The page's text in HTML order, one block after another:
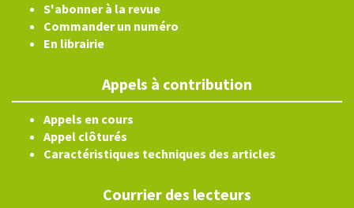
S'abonner à la revue
Commander un numéro
En librairie
Appels à contribution
Appels en cours
Appel clôturés
Caractéristiques techniques des articles
Courrier des lecteurs